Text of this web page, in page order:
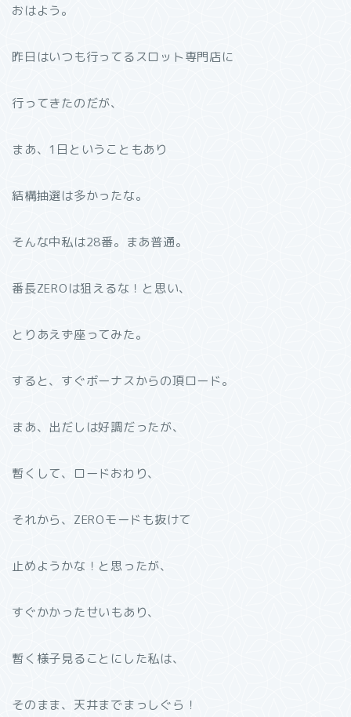
おはよう。
昨日はいつも行ってるスロット専門店に
行ってきたのだが、
まあ、1日ということもあり
結構抽選は多かったな。
そんな中私は28番。まあ普通。
番長ZEROは狙えるな！と思い、
とりあえず座ってみた。
すると、すぐボーナスからの頂ロード。
まあ、出だしは好調だったが、
暫くして、ロードおわり、
それから、ZEROモードも抜けて
止めようかな！と思ったが、
すぐかかったせいもあり、
暫く様子見ることにした私は、
そのまま、天井までまっしぐら！